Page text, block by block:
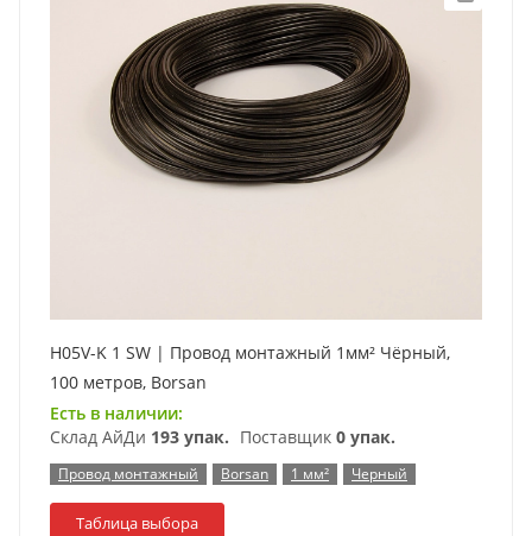
H05V-K 1 SW | Провод монтажный 1мм² Чёрный,
100 метров, Borsan
Есть в наличии:
Склад АйДи 193 упак. Поставщик 0 упак.
Провод монтажный Borsan 1 мм² Черный
Таблица выбора